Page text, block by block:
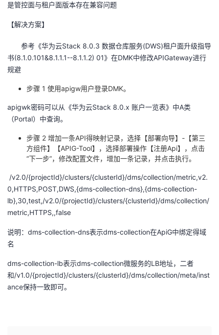
的
程
我
认
的
验
我
收
技
支
的
声
是管控面与租户面版本存在兼容问题
【解决方案】
参考《华为云Stack 8.0.3 数据仓库服务(DWS)租户面升级指导
书(8.1.0.101&8.1.1.1--8.1.1.2) 01》在DMK中修改APIGateway进行
规避
步骤 1 使用apigw用户登录DMK。
apigwk密码可以从《华为云Stack 8.0.x 账户一览表》中A类
（Portal）中查询。
步骤 2 增加一条API得映射记录，选择【部署向导】 - 【第三
方组件】【APIG-Tool】，选择部署操作【注册Api】，点击
“下一步”，修改配置文件，增加一条记录，并点击执行。
/v2.0/{projectId}/clusters/{clusterId}/dms/collection/metric,v2.
0,HTTPS,POST,DWS,{dms-collection-dns},{dms-collection-
lb},30,test,/v2.0/{projectId}/clusters/{clusterId}/dms/collection/
metric,HTTPS,,false
说明：dms-collection-dns表示dms-collection在ApiG中绑定得域
名
dms-collection-lb表示dms-collection微服务的LB地址，二者
和/v1.0/{projectId}/clusters/{clusterId}/dms/collection/meta/inst
ance保持一致即可。